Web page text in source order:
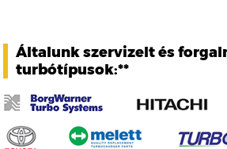
Általunk szervizelt és
turbótípusok:**